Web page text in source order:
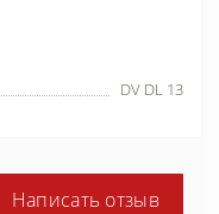
DV DL 13
Написать отзыв